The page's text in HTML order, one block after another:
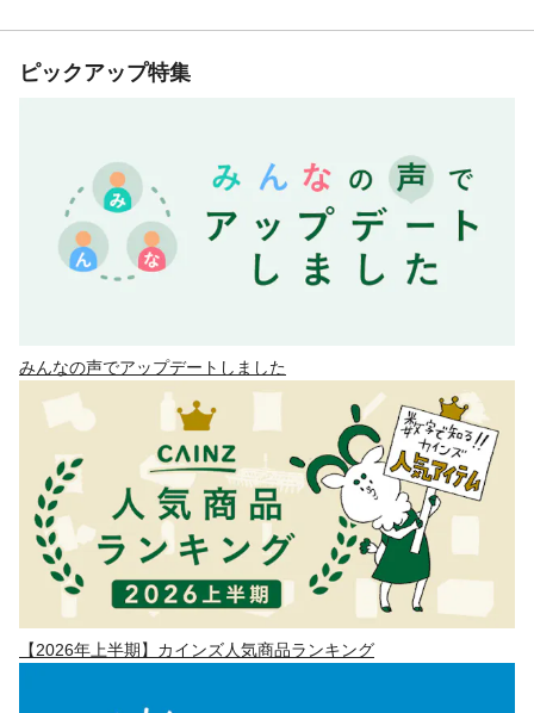
ピックアップ特集
みんなの声でアップデートしました
【2026年上半期】カインズ人気商品ランキング